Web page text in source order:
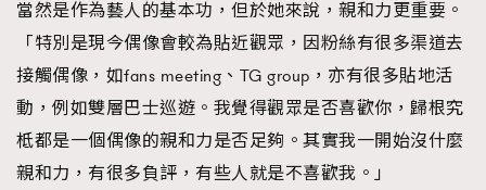
當然是作為藝人的基本功，但於她來說，親和力更重要。
「特別是現今偶像會較為貼近觀眾，因粉絲有很多渠道去
接觸偶像，如fans meeting、TG group，亦有很多貼地活
動，例如雙層巴士巡遊。我覺得觀眾是否喜歡你，歸根究
柢都是一個偶像的親和力是否足夠。其實我一開始沒什麼
親和力，有很多負評，有些人就是不喜歡我。」